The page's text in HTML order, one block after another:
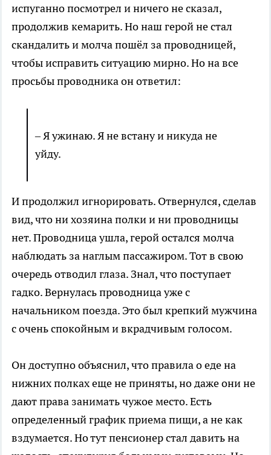
испуганно посмотрел и ничего не сказал,
продолжив кемарить. Но наш герой не стал
скандалить и молча пошёл за проводницей,
чтобы исправить ситуацию мирно. Но на все
просьбы проводника он ответил:
– Я ужинаю. Я не встану и никуда не
уйду.
И продолжил игнорировать. Отвернулся, сделав
вид, что ни хозяина полки и ни проводницы
нет. Проводница ушла, герой остался молча
наблюдать за наглым пассажиром. Тот в свою
очередь отводил глаза. Знал, что поступает
гадко. Вернулась проводница уже с
начальником поезда. Это был крепкий мужчина
с очень спокойным и вкрадчивым голосом.
Он доступно объяснил, что правила о еде на
нижних полках еще не приняты, но даже они не
дают права занимать чужое место. Есть
определенный график приема пищи, а не как
вздумается. Но тут пенсионер стал давить на